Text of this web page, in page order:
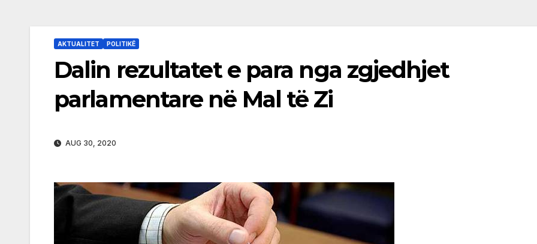
AKTUALITET POLITIKË
Dalin rezultatet e para nga zgjedhjet
parlamentare në Mal të Zi
AUG 30, 2020